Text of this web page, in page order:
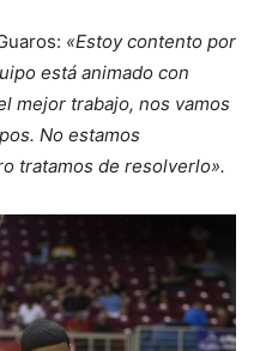
«Estoy contento por
está animado con
mejor trabajo, nos vamos
No estamos
tratamos de resolverlo».